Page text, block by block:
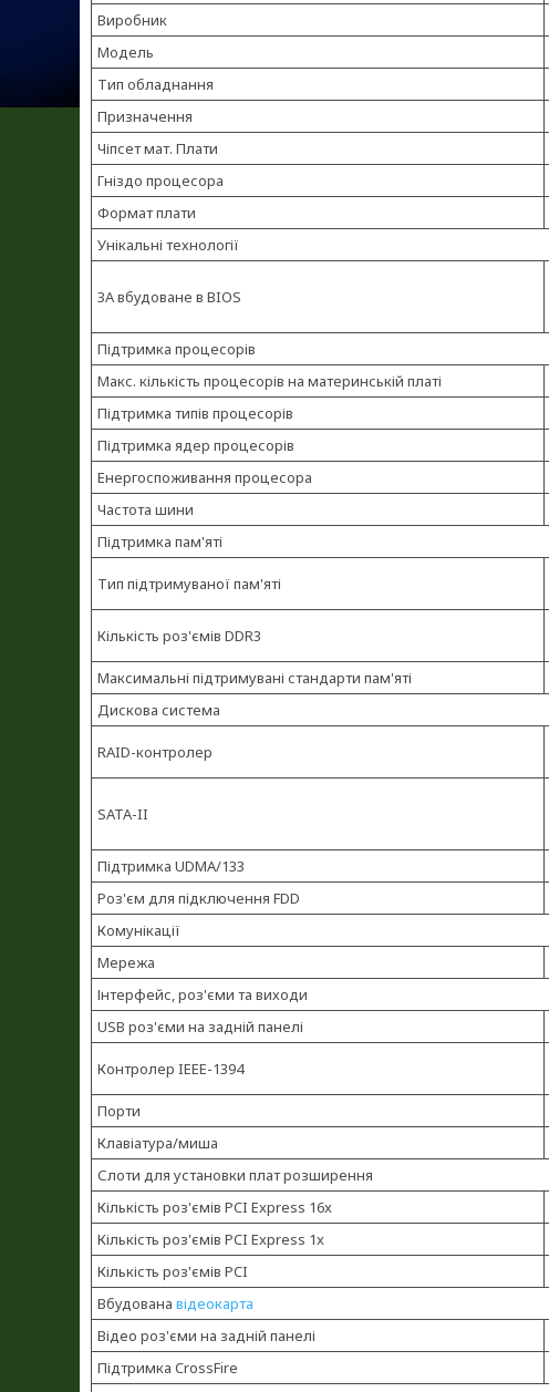
Виробник
Модель
Тип обладнання
Призначення
Чіпсет мат. Плати
Гніздо процесора
Формат плати
Унікальні технології
ЗА вбудоване в BIOS
Підтримка процесорів
Макс. кількість процесорів на материнській платі
Підтримка типів процесорів
Підтримка ядер процесорів
Енергоспоживання процесора
Частота шини
Підтримка пам'яті
Тип підтримуваної пам'яті
Кількість роз'ємів DDR3
Максимальні підтримувані стандарти пам'яті
Дискова система
RAID-контролер
SATA-II
Підтримка UDMA/133
Роз'єм для підключення FDD
Комунікації
Мережа
Інтерфейс, роз'єми та виходи
USB роз'єми на задній панелі
Контролер IEEE-1394
Порти
Клавіатура/миша
Слоти для установки плат розширення
Кількість роз'ємів PCI Express 16x
Кількість роз'ємів PCI Express 1x
Кількість роз'ємів PCI
Вбудована відеокарта
Відео роз'єми на задній панелі
Підтримка CrossFire